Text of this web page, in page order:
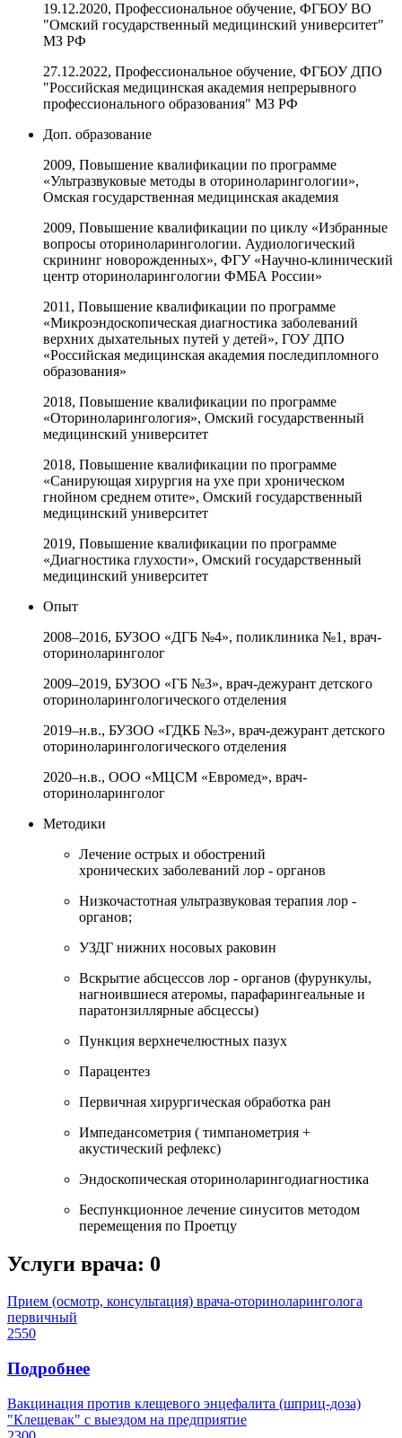
19.12.2020, Профессиональное обучение, ФГБОУ ВО
"Омский государственный медицинский университет"
МЗ РФ
27.12.2022, Профессиональное обучение, ФГБОУ ДПО
"Российская медицинская академия непрерывного
профессионального образования" МЗ РФ
Доп. образование
2009, Повышение квалификации по программе
«Ультразвуковые методы в оториноларингологии»,
Омская государственная медицинская академия
2009, Повышение квалификации по циклу «Избранные
вопросы оториноларингологии. Аудиологический
скрининг новорожденных», ФГУ «Научно-клинический
центр оториноларингологии ФМБА России»
2011, Повышение квалификации по программе
«Микроэндоскопическая диагностика заболеваний
верхних дыхательных путей у детей», ГОУ ДПО
«Российская медицинская академия последипломного
образования»
2018, Повышение квалификации по программе
«Оториноларингология», Омский государственный
медицинский университет
2018, Повышение квалификации по программе
«Санирующая хирургия на ухе при хроническом
гнойном среднем отите», Омский государственный
медицинский университет
2019, Повышение квалификации по программе
«Диагностика глухости», Омский государственный
медицинский университет
Опыт
2008–2016, БУЗОО «ДГБ №4», поликлиника №1, врач-
оториноларинголог
2009–2019, БУЗОО «ГБ №3», врач-дежурант детского
оториноларингологического отделения
2019–н.в., БУЗОО «ГДКБ №3», врач-дежурант детского
оториноларингологического отделения
2020–н.в., ООО «МЦСМ «Евромед», врач-
оториноларинголог
Методики
Лечение острых и обострений
хронических заболеваний лор - органов
Низкочастотная ультразвуковая терапия лор -
органов;
УЗДГ нижних носовых раковин
Вскрытие абсцессов лор - органов (фурункулы,
нагноившиеся атеромы, парафарингеальные и
паратонзиллярные абсцессы)
Пункция верхнечелюстных пазух
Парацентез
Первичная хирургическая обработка ран
Импедансометрия ( тимпанометрия +
акустический рефлекс)
Эндоскопическая оториноларингодиагностика
Беспункционное лечение синуситов методом
перемещения по Проетцу
Услуги врача: 0
Прием (осмотр, консультация) врача-оториноларинголога
первичный
2550
Подробнее
Вакцинация против клещевого энцефалита (шприц-доза)
"Клещевак" с выездом на предприятие